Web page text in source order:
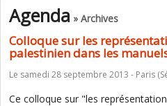
Agenda » Archives
Colloque sur les
palestinien dans les
Le samedi 28 septembre 2013 - Paris
Ce colloque sur "les